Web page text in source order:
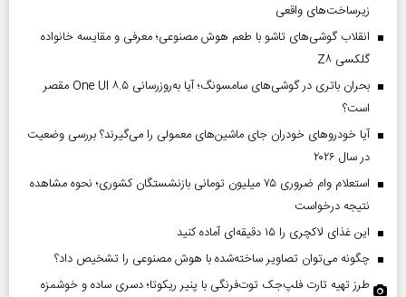
زیرساخت‌های واقعی
انقلاب گوشی‌های تاشو‌ با طعم هوش مصنوعی؛ معرفی و مقایسه خانواده
گلکسی Z۸
بحران باتری در گوشی‌های سامسونگ؛ آیا به‌روزرسانی One UI ۸.۵ مقصر
است؟
آیا خودروهای خودران جای ماشین‌های معمولی را می‌گیرند؟ بررسی وضعیت
در سال ۲۰۲۶
استعلام وام ضروری ۷۵ میلیون تومانی بازنشستگان کشوری؛ نحوه مشاهده
نتیجه درخواست
این غذای لاکچری را ۱۵ دقیقه‌ای آماده کنید
چگونه می‌توان تصاویر ساخته‌شده با هوش مصنوعی را تشخیص داد؟
طرز تهیه تارت فلپ‌جک توت‌فرنگی با پنیر ریکوتا؛ دسری ساده و خوشمزه